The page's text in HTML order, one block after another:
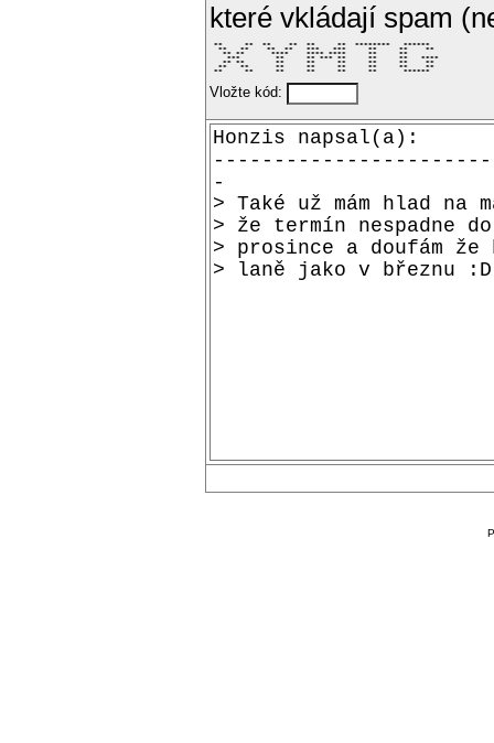
které vkládají spam
**     **  **    **  **     **  ********   ******
  **   **    **  **   ***   ***     **     **    **
   ** **      ****    **** ****     **     **
    ***        **     ** *** **     **     **   ****
   ** **       **     **     **     **     **    **
  **   **      **     **     **     **     **    **
**     **     **     **     **     **      ******
Vložte kód: